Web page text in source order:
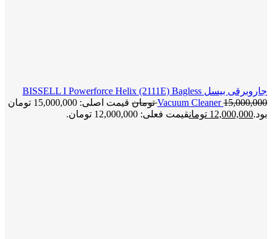
جاروبرقی بیسل BISSELL I Powerforce Helix (2111E) Bagless
Vacuum Cleaner15,000,000 تومان
قیمت اصلی: 15,000,000 تومان
بود.12,000,000 تومانقیمت فعلی: 12,000,000 تومان.